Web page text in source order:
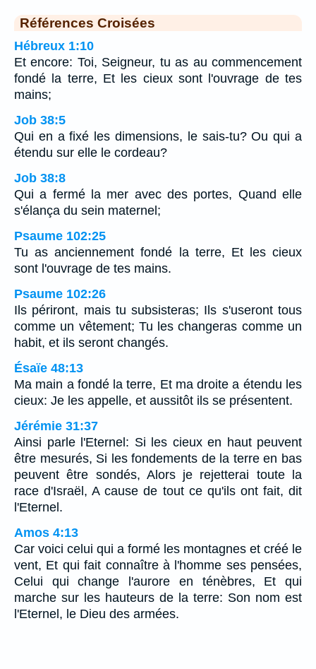
Références Croisées
Hébreux 1:10
Et encore: Toi, Seigneur, tu as au commencement
fondé la terre, Et les cieux sont l'ouvrage de tes
mains;
Job 38:5
Qui en a fixé les dimensions, le sais-tu? Ou qui a
étendu sur elle le cordeau?
Job 38:8
Qui a fermé la mer avec des portes, Quand elle
s'élança du sein maternel;
Psaume 102:25
Tu as anciennement fondé la terre, Et les cieux
sont l'ouvrage de tes mains.
Psaume 102:26
Ils périront, mais tu subsisteras; Ils s'useront tous
comme un vêtement; Tu les changeras comme un
habit, et ils seront changés.
Ésaïe 48:13
Ma main a fondé la terre, Et ma droite a étendu les
cieux: Je les appelle, et aussitôt ils se présentent.
Jérémie 31:37
Ainsi parle l'Eternel: Si les cieux en haut peuvent
être mesurés, Si les fondements de la terre en bas
peuvent être sondés, Alors je rejetterai toute la
race d'Israël, A cause de tout ce qu'ils ont fait, dit
l'Eternel.
Amos 4:13
Car voici celui qui a formé les montagnes et créé le
vent, Et qui fait connaître à l'homme ses pensées,
Celui qui change l'aurore en ténèbres, Et qui
marche sur les hauteurs de la terre: Son nom est
l'Eternel, le Dieu des armées.